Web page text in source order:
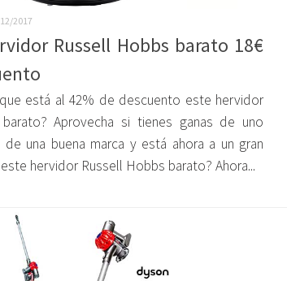
2017
Russell Hobbs barato 18€
está al 42% de descuento este hervidor
Aprovecha si tienes ganas de uno
una buena marca y está ahora a un gran
hervidor Russell Hobbs barato? Ahora...